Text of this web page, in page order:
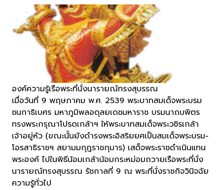
องค์ความรู้เรือพระที่นั่งนารายณ์ทรงสุบรรณ
เมื่อวันที่ 9 พฤษภาคม พ.ศ. 2539 พระบาทสมเด็จพระบรม
ชนกาธิเบศร มหาภูมิพลอดุลยเดชมหาราช บรมนาถบพิตร
ทรงพระกรุณาโปรดเกล้าฯ ให้พระบาทสมเด็จพระวชิรเกล้า
เจ้าอยู่หัว (ขณะนั้นยังดำรงพระอิสริยยศเป็นสมเด็จพระบรม-
โอรสาธิราชฯ สยามมกุฎราชกุมาร) เสด็จพระราชดำเนินแทน
พระองค์ ไปในพิธีน้อมเกล้าน้อมกระหม่อมถวายเรือพระที่นั่ง
นารายณ์ทรงสุบรรณ รัชกาลที่ 9 ณ พระที่นั่งราชกิจวินิจฉัย
ความรู้ทั่วไป